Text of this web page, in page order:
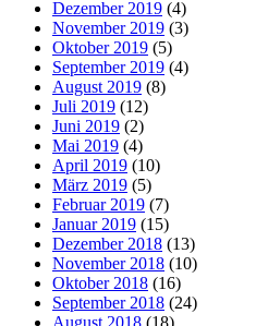
Dezember 2019 (4)
November 2019 (3)
Oktober 2019 (5)
September 2019 (4)
August 2019 (8)
Juli 2019 (12)
Juni 2019 (2)
Mai 2019 (4)
April 2019 (10)
März 2019 (5)
Februar 2019 (7)
Januar 2019 (15)
Dezember 2018 (13)
November 2018 (10)
Oktober 2018 (16)
September 2018 (24)